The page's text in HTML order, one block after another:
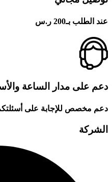
عند الطلب بـ200 ر.س
دعم على مدار الساعة
دعم مخصص للإجابة على
الشركة